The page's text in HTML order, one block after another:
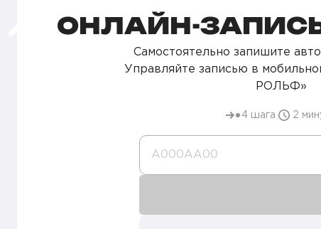
ОНЛАЙН-
Самостоятельно запишите
Управляйте записью в
РОЛЬФ»
4 шага 2
А000AA00